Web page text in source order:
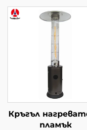
Кръгъл
пламък